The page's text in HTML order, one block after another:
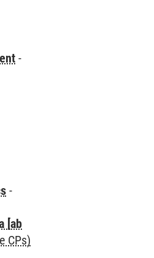
-
-
[ab
CPs)